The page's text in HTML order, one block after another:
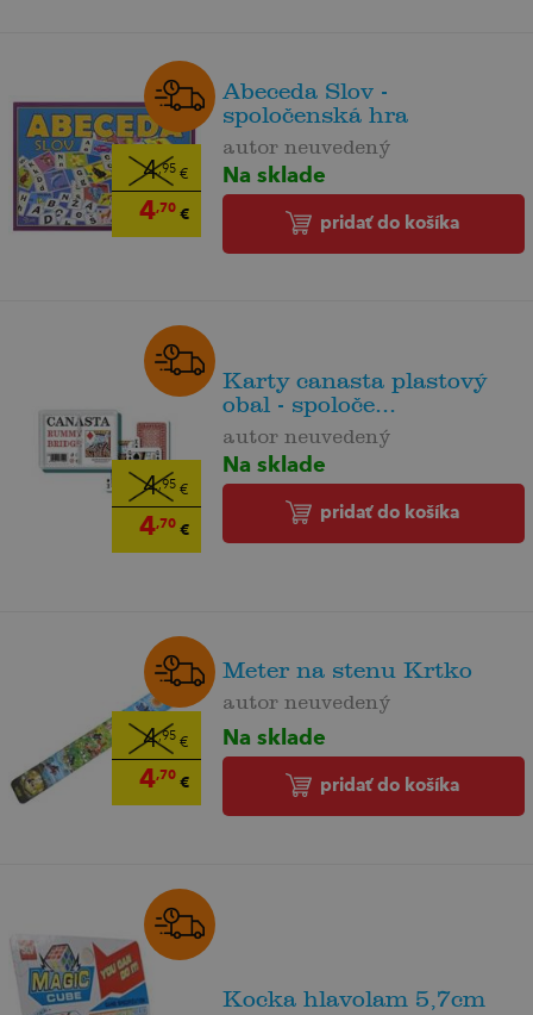
4,95€
4,70€
Abeceda Slov -
spoločenská hra
autor neuvedený
Na sklade
pridať do košíka
4,95€
4,70€
Karty canasta plastový
obal - spoloče...
autor neuvedený
Na sklade
pridať do košíka
4,95€
4,70€
Meter na stenu Krtko
autor neuvedený
Na sklade
pridať do košíka
Kocka hlavolam 5,7cm